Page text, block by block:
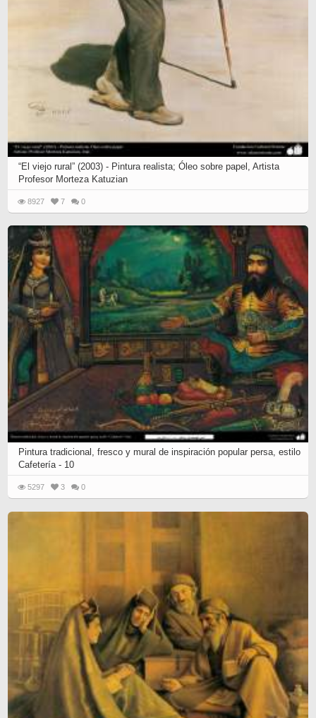
“El viejo rural” (2003) - Pintura realista; Óleo sobre papel, Artista
Profesor Morteza Katuzian
8927 7 0
Pintura tradicional, fresco y mural de inspiración popular persa, estilo
Cafetería - 10
5297 3 0